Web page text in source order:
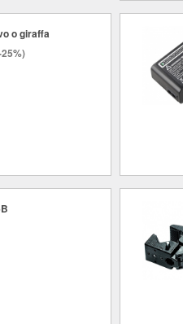
o giraffa